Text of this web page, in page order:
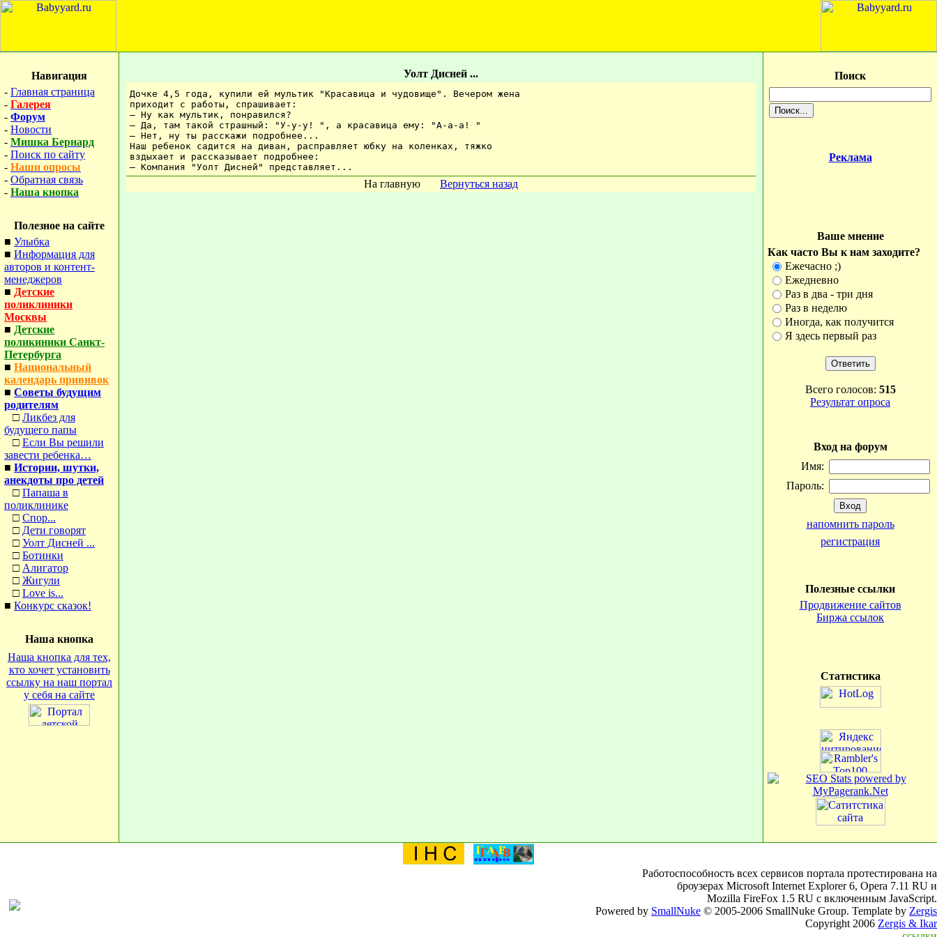
Навигация
- Главная страница
- Галерея
- Форум
- Новости
- Мишка Бернард
- Поиск по сайту
- Наши опросы
- Обратная связь
- Наша кнопка
Полезное на сайте
■ Улыбка
■ Информация для
авторов и контент-
менеджеров
■ Детские
поликлиники
Москвы
■ Детские
поликиники Санкт-
Петербурга
■ Национальный
календарь прививок
■ Советы будущим
родителям
□ Ликбез для
будущего папы
□ Если Вы решили
завести ребенка…
■ Истории, шутки,
анекдоты про детей
□ Папаша в
поликлинике
□ Спор...
□ Дети говорят
□ Уолт Дисней ...
□ Ботинки
□ Алигатор
□ Жигули
□ Love is...
■ Конкурс сказок!
Наша кнопка
Наша кнопка для тех,
кто хочет установить
ссылку на наш портал
у себя на сайте
Уолт Дисней ...
Дочке 4,5 года, купили ей мультик "Красавица и чудовище". Вечером жена
приходит с работы, спрашивает:
– Ну как мультик, понравился?
– Да, там такой страшный: "У-у-у! ", а красавица ему: "А-а-а! "
– Нет, ну ты расскажи подробнее...
Наш ребенок садится на диван, расправляет юбку на коленках, тяжко
вздыхает и рассказывает подробнее:
– Компания "Уолт Дисней" представляет...
На главную Вернуться назад
Поиск
Реклама
Ваше мнение
Как часто Вы к нам заходите?
Ежечасно ;)
Ежедневно
Раз в два - три дня
Раз в неделю
Иногда, как получится
Я здесь первый раз
Всего голосов: 515
Результат опроса
Вход на форум
Имя:
Пароль:
напомнить пароль
регистрация
Полезные ссылки
Продвижение сайтов
Биржа ссылок
Статистика
Работоспособность всех сервисов портала протестирована на
броузерах Microsoft Internet Explorer 6, Opera 7.11 RU и
Mozilla FireFox 1.5 RU с включенным JavaScript.
Powered by SmallNuke © 2005-2006 SmallNuke Group. Template by Zergis
Copyright 2006 Zergis & Ikar